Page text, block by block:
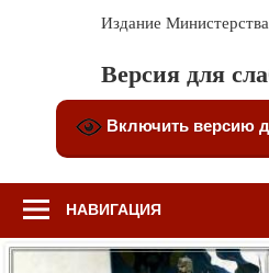
Издание
Версия для
Включить версию
НАВИГАЦИЯ